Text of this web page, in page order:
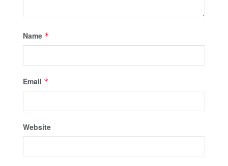
Name *
Email *
Website